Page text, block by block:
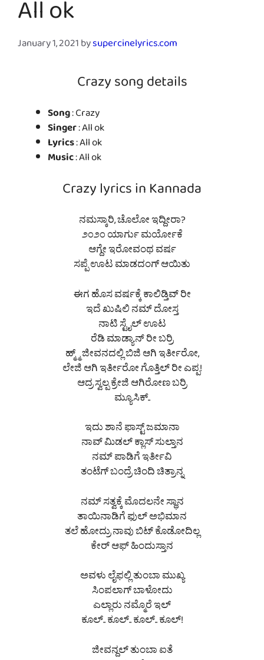
All ok
January 1, 2021bysupercinelyrics.com
Crazy song details
Song: Crazy
Singer: All ok
Lyrics: All ok
Music: All ok
Crazy lyrics in Kannada
ನಮಸ್ಕಾರಿ, ಚೊಲೋ ಇದ್ದೀರಾ?
೨೦೨೦ ಯಾರ್ಗು ಮರ್ಯೋಕೆ
ಆಗ್ದೇ ಇರೋವಂಥ ವರ್ಷ
ಸಪ್ಪೆ ಊಟ ಮಾಡದಂಗ್ ಆಯಿತು
ಈಗ ಹೊಸ ವರ್ಷಕ್ಕೆ ಕಾಲಿಡ್ತಿವ್ ರೀ
ಇದೆ ಖುಷಿಲಿ ನಮ್ ದೋಸ್ತ
ನಾಟಿ ಸ್ಟೈಲ್ ಊಟ
ರೆಡಿ ಮಾಡ್ಯಾನ್ ರೀ ಬರ್ರಿ
ಹ್ಮ್ಮ್ ಜೀವನದಲ್ಲಿ ಬಿಜಿ ಆಗಿ ಇರ್ತೀರೋ,
ಲೇಜಿ ಆಗಿ ಇರ್ತೀರೋ ಗೊತ್ತಿಲ್ ರೀ ಎಪ್ಪ!
ಆದ್ರ ಸ್ವಲ್ಪ ಕ್ರೇಜಿ ಆಗಿರೋಣ ಬರ್ರಿ
ಮ್ಯೂಸಿಕ್..
ಇದು ಶಾನೆ ಫಾಸ್ಟ್ ಜಮಾನಾ
ನಾವ್ ಮಿಡಲ್ ಕ್ಲಾಸ್ ಸುಲ್ತಾನ
ನಮ್ ಪಾಡಿಗೆ ಇರ್ತೀವಿ
ತಂಟೆಗ್ ಬಂದ್ರೆ ಚಿಂದಿ ಚಿತ್ರಾನ್ನ
ನಮ್ ಸತ್ವಕ್ಕೆ ಮೊದಲನೇ ಸ್ಥಾನ
ತಾಯಿನಾಡಿಗೆ ಫುಲ್ ಅಭಿಮಾನ
ತಲೆ ಹೋದ್ರು ನಾವು ಬಿಟ್ ಕೊಡೋದಿಲ್ಲ
ಕೇರ್ ಆಫ್ ಹಿಂದುಸ್ತಾನ
ಅವಳು ಲೈಫಲ್ಲಿ ತುಂಬಾ ಮುಖ್ಯ
ಸಿಂಪಲಾಗ್ ಬಾಳೋದು
ಎಲ್ಲಾರು ನಮ್ಮೊರೆ ಇಲ್
ಕೂಲ್.. ಕೂಲ್.. ಕೂಲ್.. ಕೂಲ್!
ಜೀವನ್ದಲ್ ತುಂಬಾ ಐತೆ